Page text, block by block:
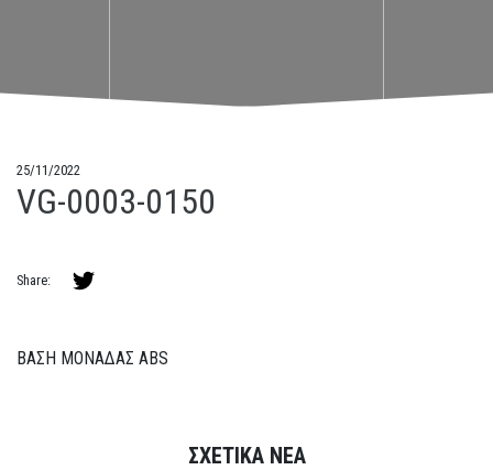
25/11/2022
VG-0003-0150
Share:
ΒΑΣΗ ΜΟΝΑΔΑΣ ABS
ΣΧΕΤΙΚΑ ΝΕΑ